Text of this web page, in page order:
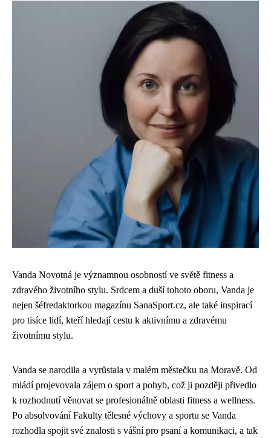
Vanda Novotná je významnou osobností ve světě fitness a
zdravého životního stylu. Srdcem a duší tohoto oboru, Vanda je
nejen šéfredaktorkou magazínu SanaSport.cz, ale také inspirací
pro tisíce lidí, kteří hledají cestu k aktivnímu a zdravému
životnímu stylu.
Vanda se narodila a vyrůstala v malém městečku na Moravě. Od
mládí projevovala zájem o sport a pohyb, což ji později přivedlo
k rozhodnutí věnovat se profesionálně oblasti fitness a wellness.
Po absolvování Fakulty tělesné výchovy a sportu se Vanda
rozhodla spojit své znalosti s vášní pro psaní a komunikaci, a tak